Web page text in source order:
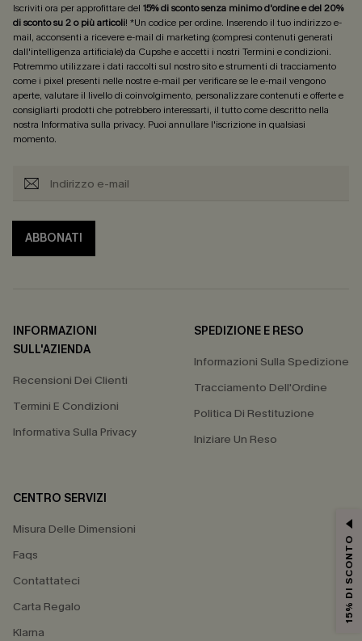
Iscriviti ora per approfittare del 15% di sconto senza minimo d'ordine e del 20%
di sconto su 2 o più articoli! *Un codice per ordine. Inserendo il tuo indirizzo e-
mail, acconsenti a ricevere e-mail di marketing (compresi contenuti generati
dall'intelligenza artificiale) da Cupshe e accetti i nostri Termini e condizioni.
Potremmo utilizzare i dati raccolti sul nostro sito e strumenti di tracciamento
come i pixel presenti nelle nostre e-mail per verificare se le e-mail vengono
aperte, valutare il livello di coinvolgimento, personalizzare contenuti e offerte e
consigliarti prodotti che potrebbero interessarti, il tutto come descritto nella
nostra Informativa sulla privacy. Puoi annullare l'iscrizione in qualsiasi
momento.
ABBONATI
INFORMAZIONI
SULL'AZIENDA
Recensioni Dei Clienti
Termini E Condizioni
Informativa Sulla Privacy
SPEDIZIONE E RESO
Informazioni Sulla Spedizione
Tracciamento Dell'Ordine
Politica Di Restituzione
Iniziare Un Reso
CENTRO SERVIZI
Misura Delle Dimensioni
Faqs
Contattateci
Carta Regalo
Klarna
15% DI SCONTO